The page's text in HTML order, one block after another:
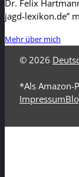
Dr. Felix
jagd-lexikon.de”
Mehr über mich
© 2026
*Als Amazon-
Impressum